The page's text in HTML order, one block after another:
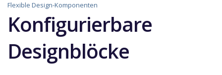
Flexible Design-Komponenten
Konfigurierbare
Designblöcke